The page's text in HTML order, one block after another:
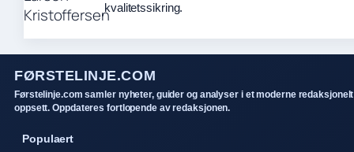
kvalitetssikring.
FØRSTELINJE.COM
Førstelinje.com samler nyheter, guider og analyser i et moderne redaksjonelt
oppsett. Oppdateres fortlopende av redaksjonen.
Populaert